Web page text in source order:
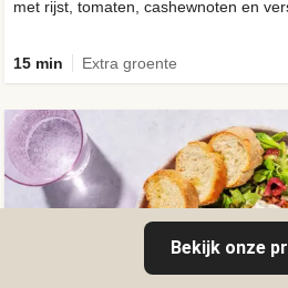
met rijst, tomaten, cashewnoten en
15 min Extra groente
Bekijk onze